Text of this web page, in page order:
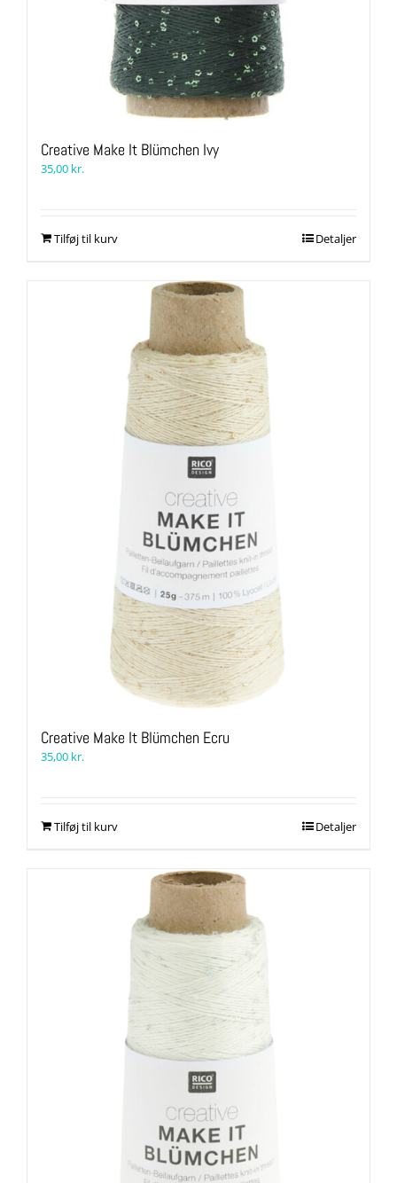
Creative Make It Blümchen Ivy
35,00 kr.
Tilføj til kurv Detaljer
Creative Make It Blümchen Ecru
35,00 kr.
Tilføj til kurv Detaljer